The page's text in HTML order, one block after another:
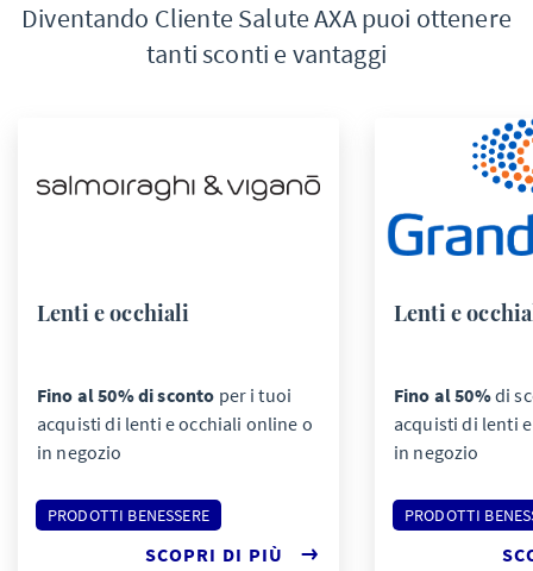
Diventando Cliente Salute AXA puoi ottenere
tanti sconti e vantaggi
Lenti e occhiali
Fino al 50% di sconto per i tuoi
acquisti di lenti e occhiali online o
in negozio
PRODOTTI BENESSERE
SCOPRI DI PIÙ
Lenti e
Fino al 50%di
acquisti di lenti
in negozio
PRODOTTI